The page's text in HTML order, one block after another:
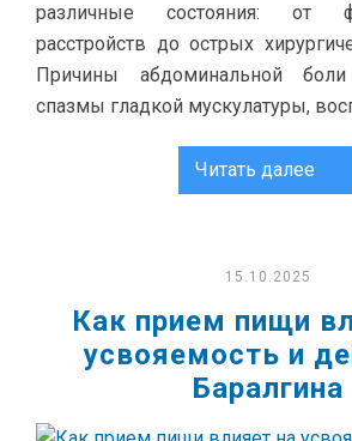
различные состояния: от
расстройств до острых
Причины абдоминальной боли
спазмы гладкой мускулатуры,
Читать далее
15.10.2025
Как прием пищи
усвояемость и
Баралгина